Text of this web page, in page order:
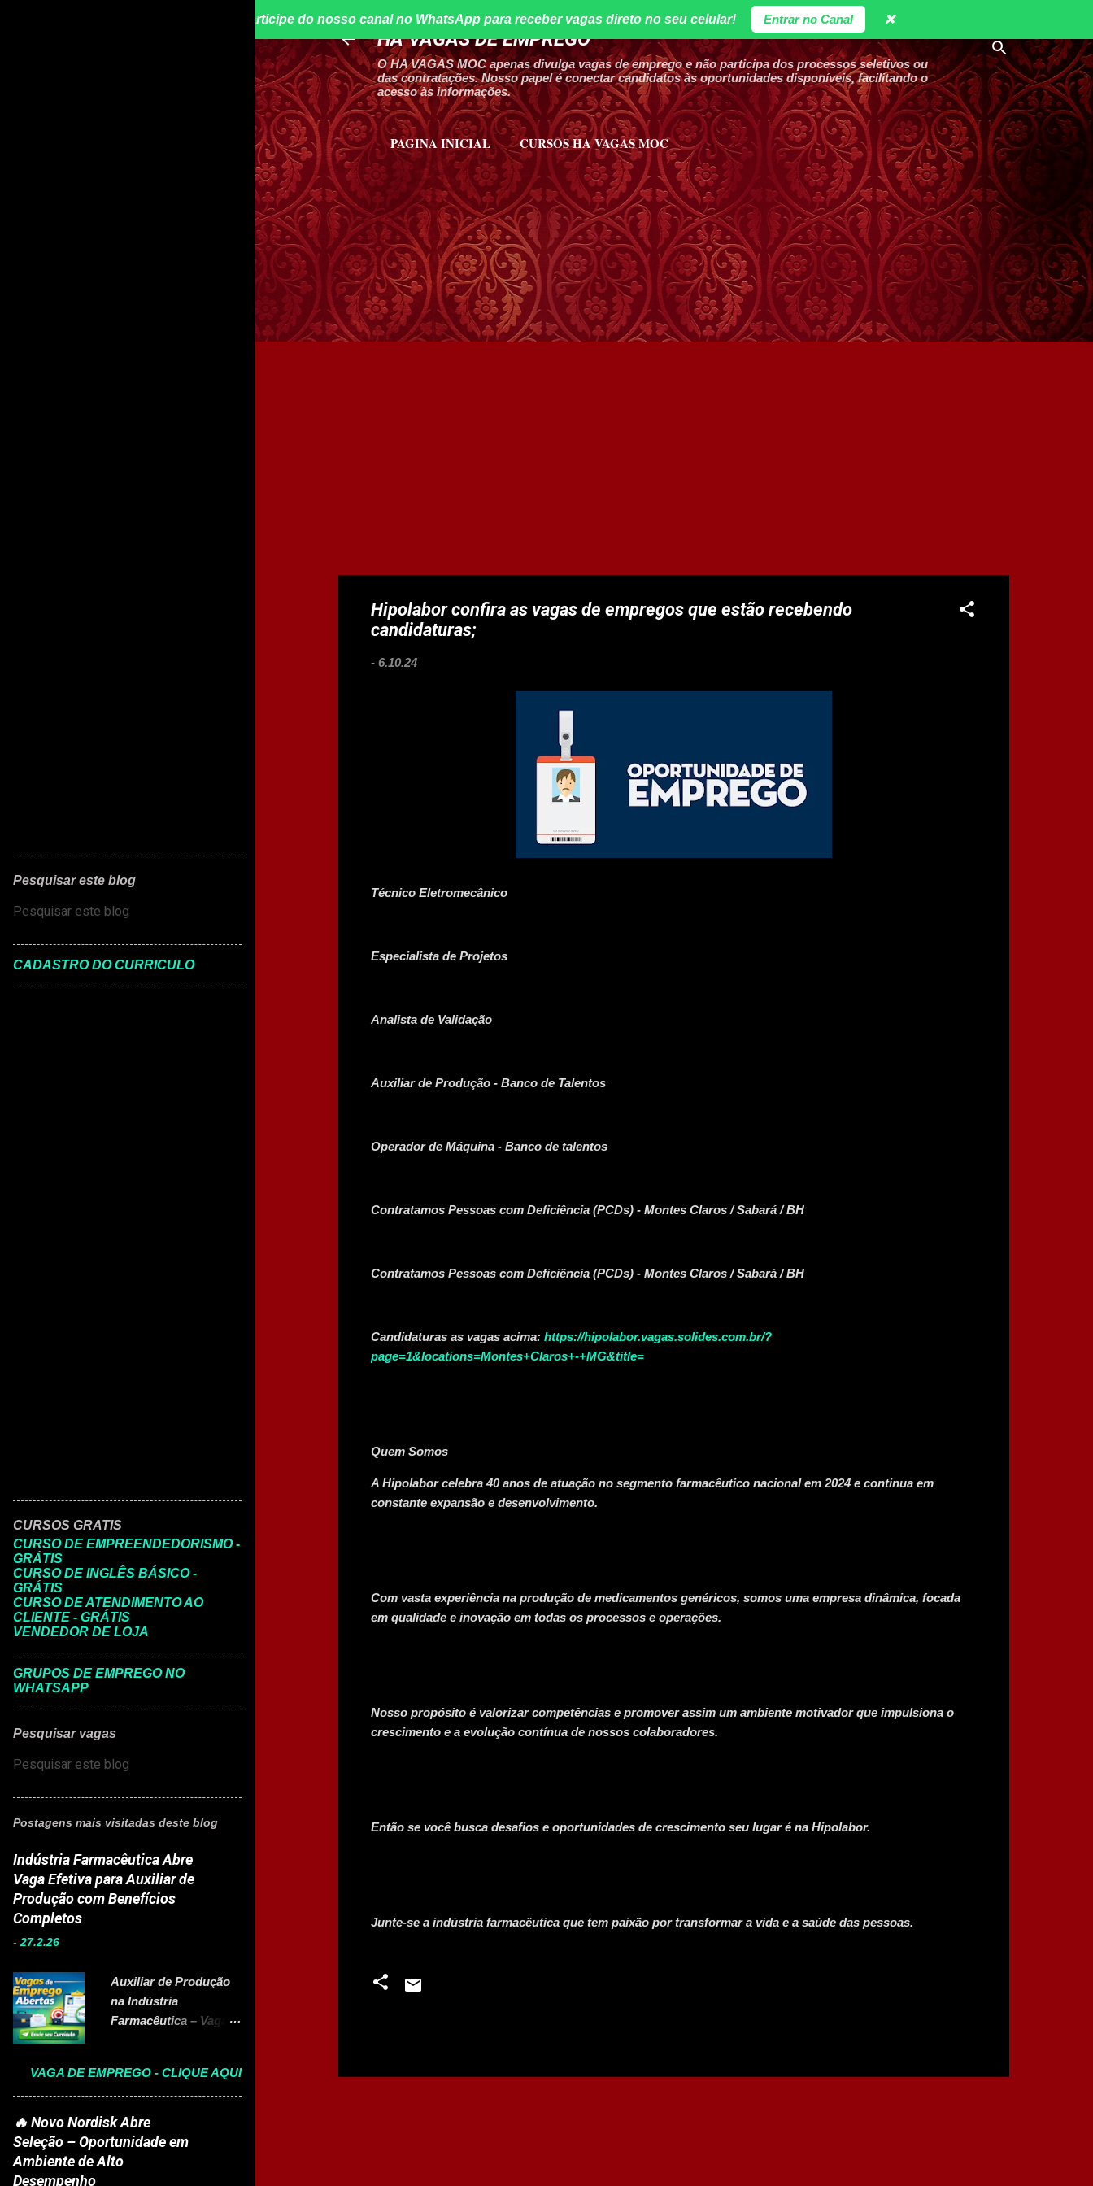
Pular para o conteúdo principal
HA VAGAS DE EMPREGO
O HA VAGAS MOC apenas divulga vagas de emprego e não participa dos processos seletivos ou
das contratações. Nosso papel é conectar candidatos às oportunidades disponíveis, facilitando o
acesso às informações.
📢 Participe do nosso canal no WhatsApp para receber vagas direto no seu celular! Entrar no Canal ❌
PAGINA INICIAL CURSOS HA VAGAS MOC
Hipolabor confira as vagas de empregos que estão recebendo
candidaturas;
- 6.10.24
Técnico Eletromecânico
Especialista de Projetos
Analista de Validação
Auxiliar de Produção - Banco de Talentos
Operador de Máquina - Banco de talentos
Contratamos Pessoas com Deficiência (PCDs) - Montes Claros / Sabará / BH
Contratamos Pessoas com Deficiência (PCDs) - Montes Claros / Sabará / BH
Candidaturas as vagas acima: https://hipolabor.vagas.solides.com.br/?
page=1&locations=Montes+Claros+-+MG&title=
Quem Somos
A Hipolabor celebra 40 anos de atuação no segmento farmacêutico nacional em 2024 e continua em
constante expansão e desenvolvimento.
Com vasta experiência na produção de medicamentos genéricos, somos uma empresa dinâmica, focada
em qualidade e inovação em todas os processos e operações.
Nosso propósito é valorizar competências e promover assim um ambiente motivador que impulsiona o
crescimento e a evolução contínua de nossos colaboradores.
Então se você busca desafios e oportunidades de crescimento seu lugar é na Hipolabor.
Junte-se a indústria farmacêutica que tem paixão por transformar a vida e a saúde das pessoas.
Pesquisar este blog
CADASTRO DO CURRICULO
CURSOS GRATIS
CURSO DE EMPREENDEDORISMO -
GRÁTIS
CURSO DE INGLÊS BÁSICO -
GRÁTIS
CURSO DE ATENDIMENTO AO
CLIENTE - GRÁTIS
VENDEDOR DE LOJA
GRUPOS DE EMPREGO NO
WHATSAPP
Pesquisar vagas
Postagens mais visitadas deste blog
Indústria Farmacêutica Abre
Vaga Efetiva para Auxiliar de
Produção com Benefícios
Completos
-27.2.26
Auxiliar de Produção
na Indústria
Farmacêutica – Vaga
, multinacional
brasileira presente em
22 países e referência
no setor farmacêutico,
está com vaga aberta
VAGA DE EMPREGO - CLIQUE AQUI
🔥 Novo Nordisk Abre
Seleção – Oportunidade em
Ambiente de Alto
Desempenho